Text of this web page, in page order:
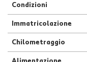
Condizioni
Immatricolazione
Chilometraggio